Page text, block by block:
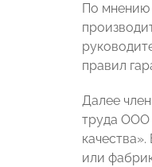
По мнению
правил
Далее
труда
или